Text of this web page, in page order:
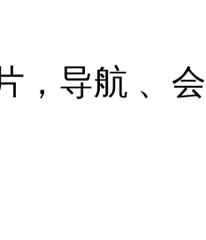
，导航 、